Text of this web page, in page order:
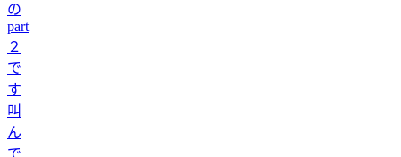
の
part
２
で
す
叫
ん